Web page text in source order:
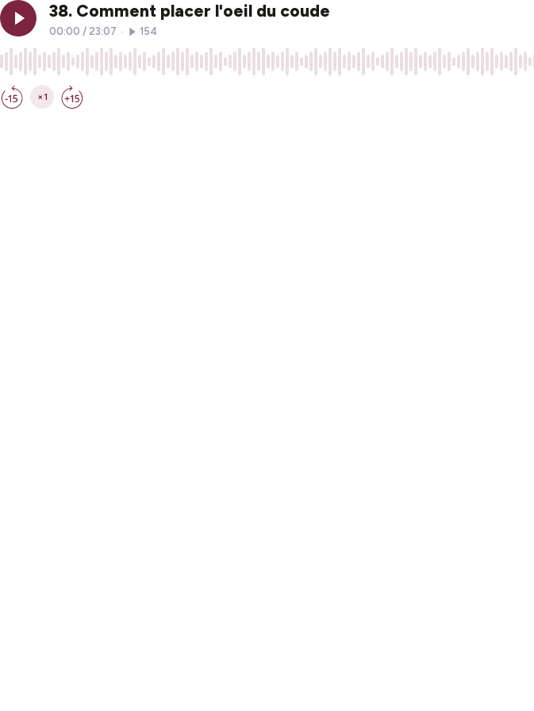
38. Comment placer l'oeil du coude
00:00 / 23:07 154
×1